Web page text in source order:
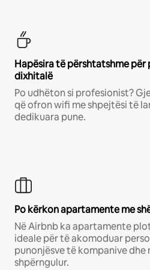
Hapësira të përshtatshme për
dixhitalë
Po udhëton si profesionist?
që ofron wifi me shpejtësi të
dedikuara pune.
Po kërkon apartamente me
Në Airbnb ka apartamente
ideale për të akomoduar
punonjësve të kompanive dhe
shpërngulur.